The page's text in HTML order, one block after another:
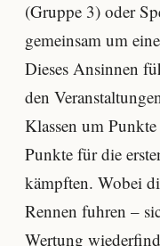
(Gruppe 3) oder
gemeinsam um
Dieses Ansinnen
den
Klassen um
Punkte für die
kämpften. Wobei
Rennen fuhren –
Wertung